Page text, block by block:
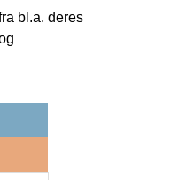
bl.a. deres